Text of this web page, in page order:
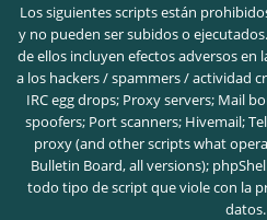
Los siguientes scripts están
y no pueden ser subidos o
de ellos incluyen efectos adversos en
a los hackers / spammers / actividad
IRC egg drops; Proxy servers; Mail
spoofers; Port scanners; Hivemail;
proxy (and other scripts what
Bulletin Board, all versions);
todo tipo de script que viole con la
datos.